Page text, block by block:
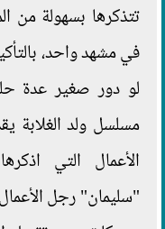
تتذكرها بسهولة من
في مشهد واحد،
لو دور صغير
مسلسل ولد الغلابة
الأعمال التي
"سليمان" رجل